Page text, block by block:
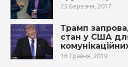
23 Березня, 2017
Трамп
стан у США
16 Травня, 2019